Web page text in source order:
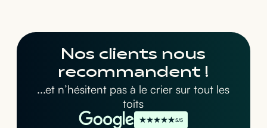
Nos clients nous
recommandent !
...et n’hésitent pas à le crier sur tout les
toits
5/5